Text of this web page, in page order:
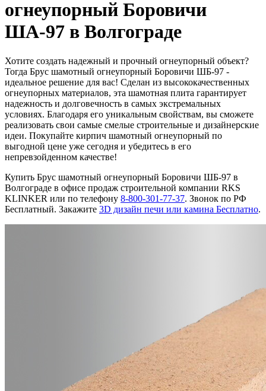
огнеупорный Боровичи
ША-97 в Волгограде
Хотите создать надежный и прочный огнеупорный объект?
Тогда Брус шамотный огнеупорный Боровичи ШБ-97 -
идеальное решение для вас! Сделан из высококачественных
огнеупорных материалов, эта шамотная плита гарантирует
надежность и долговечность в самых экстремальных
условиях. Благодаря его уникальным свойствам, вы сможете
реализовать свои самые смелые строительные и дизайнерские
идеи. Покупайте кирпич шамотный огнеупорный по
выгодной цене уже сегодня и убедитесь в его
непревзойденном качестве!
Купить Брус шамотный огнеупорный Боровичи ШБ-97 в
Волгограде в офисе продаж строительной компании RKS
KLINKER или по телефону 8-800-301-77-37. Звонок по РФ
Бесплатный. Закажите 3D дизайн печи или камина Бесплатно.